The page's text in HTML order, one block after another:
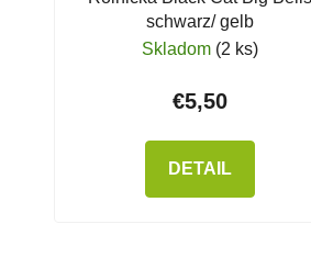
schwarz/ gelb
Skladom (2 ks)
€5,50
DETAIL